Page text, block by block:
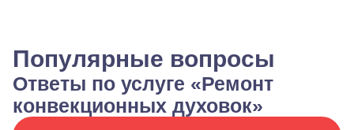
Популярные вопросы
Ответы по услуге «Ремонт
конвекционных духовок»